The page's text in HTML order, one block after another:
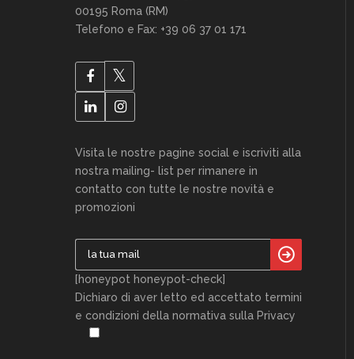
00195 Roma (RM)
Telefono e Fax: +39 06 37 01 171
Visita le nostre pagine social e iscriviti alla
nostra mailing- list per rimanere in
contatto con tutte le nostre novità e
promozioni
[honeypot honeypot-check]
Dichiaro di aver letto ed accettato termini
e condizioni della normativa sulla Privacy